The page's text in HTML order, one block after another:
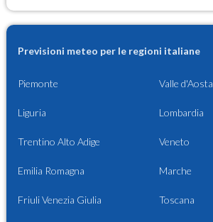
Previsioni meteo per le regioni italiane
Piemonte Valle d'Aosta
Liguria Lombardia
Trentino Alto Adige Veneto
Emilia Romagna Marche
Friuli Venezia Giulia Toscana